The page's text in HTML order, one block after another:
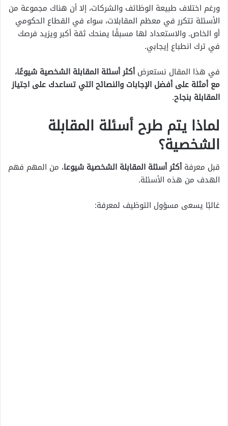
ورغم اختلاف طبيعة الوظائف والشركات، إلا أن هناك مجموعة من
الأسئلة تتكرر في معظم المقابلات، سواء في القطاع الحكومي
أو الخاص. والاستعداد لها مسبقًا يمنحك ثقة أكبر ويزيد فرصك
في ترك انطباع إيجابي.
في هذا المقال نستعرض أكثر أسئلة المقابلة الشخصية شيوعًا،
مع أمثلة على أفضل الإجابات والنصائح التي تساعدك على اجتياز
المقابلة بنجاح.
لماذا يتم طرح أسئلة المقابلة
الشخصية؟
قبل معرفة أكثر أسئلة المقابلة الشخصية شيوعا، من المهم فهم
الهدف من هذه الأسئلة.
غالبًا يسعى مسؤول التوظيف لمعرفة: